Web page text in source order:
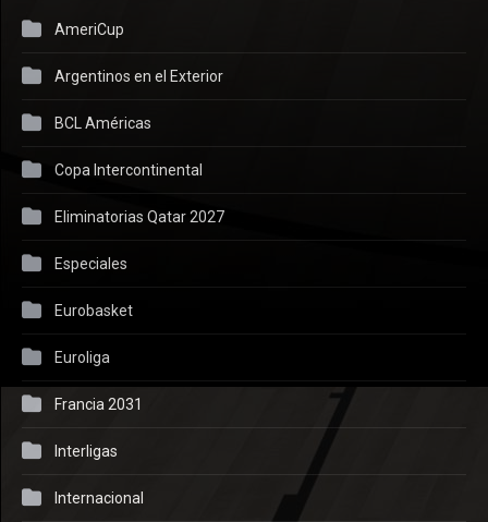
AmeriCup
Argentinos en el Exterior
BCL Américas
Copa Intercontinental
Eliminatorias Qatar 2027
Especiales
Eurobasket
Euroliga
Francia 2031
Interligas
Internacional